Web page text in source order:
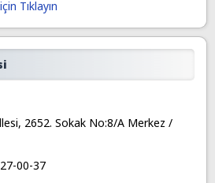
Tıklayın
2652. Sokak No:8/A Merkez /
00-37